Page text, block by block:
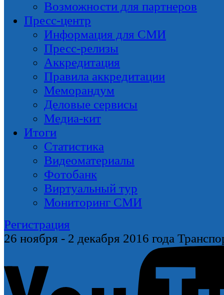
Возможности для партнеров
Пресс-центр
Информация для СМИ
Пресс-релизы
Аккредитация
Правила аккредитации
Меморандум
Деловые сервисы
Медиа-кит
Итоги
Статистика
Видеоматериалы
Фотобанк
Виртуальный тур
Мониторинг СМИ
Регистрация
26 ноября - 2 декабря 2016 года